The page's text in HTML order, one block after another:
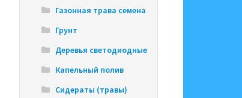
Газонная трава семена
Грунт
Деревья светодиодные
Капельный полив
Сидераты (травы)